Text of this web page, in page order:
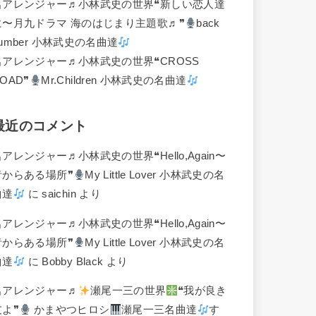
アレンジャー♬ 小林武史の世界❝新しい恋人達
〜月九ドラマ 海のはじまり主題歌♬❞
back
小林武史の名曲達
アレンジャー♬ 小林武史の世界❝CROSS
Mr.Children 小林武史の名曲達
近のコメント
アレンジャー♬ 小林武史の世界❝Hello,Again〜
からある場所❞
My Little Lover 小林武史の名
にsaichinより
アレンジャー♬ 小林武史の世界❝Hello,Again〜
からある場所❞
My Little Lover 小林武史の名
に Bobby Black より
アレンジャー♬ 瀬尾一三の世界
❝我が良き
よ❞
かまやつヒロシ 瀬尾一三名曲達 す